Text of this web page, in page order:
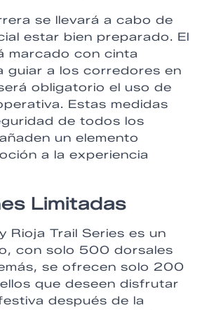
se llevará a cabo de
estar bien preparado. El
marcado con cinta
guiar a los corredores en
obligatorio el uso de
Estas medidas
de todos los
un elemento
a la experiencia
Limitadas
Rioja Trail Series es un
con solo 500 dorsales
se ofrecen solo 200
que deseen disfrutar
después de la